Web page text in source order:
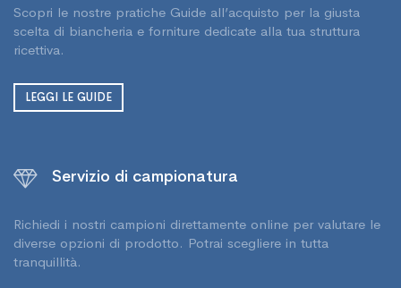
Scopri le nostre pratiche Guide all’acquisto per la giusta
scelta di biancheria e forniture dedicate alla tua struttura
ricettiva.
LEGGI LE GUIDE
Servizio di campionatura
Richiedi i nostri campioni direttamente online per valutare le
diverse opzioni di prodotto. Potrai scegliere in tutta
tranquillità.